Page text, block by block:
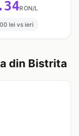
RON/L
lei vs ieri
din Bistrita